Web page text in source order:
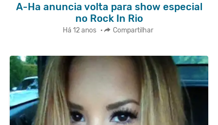
A-Ha anuncia volta para show especial
no Rock In Rio
Há 12 anos • Compartilhar